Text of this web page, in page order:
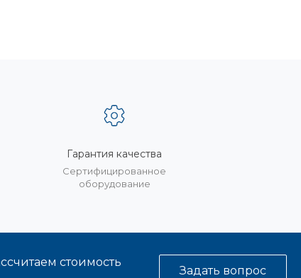
Гарантия качества
Сертифицированное
оборудование
стоимость
Задать вопрос